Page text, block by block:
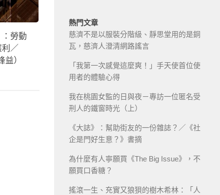
勞動
／
）
熱門文章
慈濟不是以服裝分階級、靜思堂用的是銅
瓦，慈濟人澄清網路謠言
「我第一次感覺這麼爽！」手天使首位使
用者的體驗心得
我在桃園女監的日與夜－專訪一位匿名受
刑人的鐵窗時光（上）
《大誌》：幫助街友的一份雜誌？／《社
企是門好生意？》書摘
為什麼有人寧願買《The Big Issue》，不
願買口香糖？
搖滾一生、充實又狼狽的樹木希林：「人